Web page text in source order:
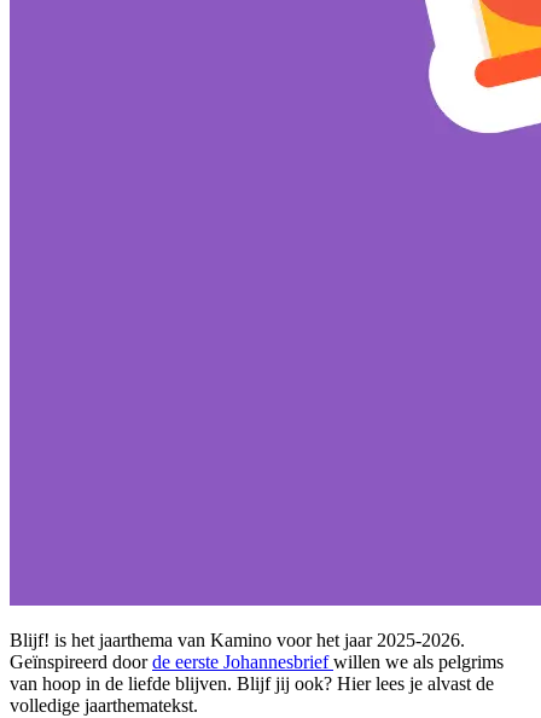
Blijf! is het jaarthema van Kamino voor het jaar 2025-2026.
Geïnspireerd doorde eerste Johannesbriefwillen we als pelgrims
van hoop in de liefde blijven. Blijf jij ook? Hier lees je alvast de
volledige jaarthematekst.